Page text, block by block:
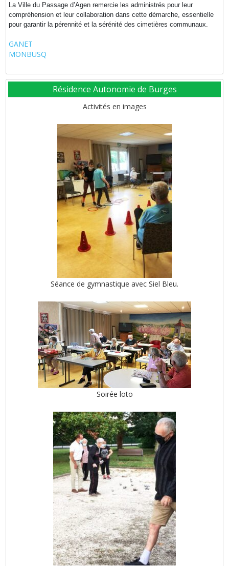
La Ville du Passage d’Agen remercie les administrés pour leur
compréhension et leur collaboration dans cette démarche, essentielle
pour garantir la pérennité et la sérénité des cimetières communaux.
GANET
MONBUSQ
Résidence Autonomie de Burges
Activités en images
Séance de gymnastique avec Siel Bleu.
Soirée loto